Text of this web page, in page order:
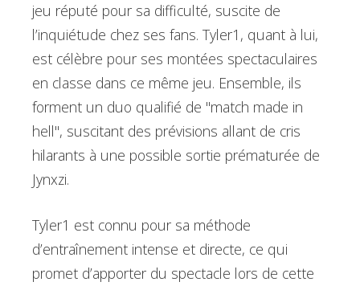
jeu réputé pour sa difficulté, suscite de
l’inquiétude chez ses fans. Tyler1, quant à lui,
est célèbre pour ses montées spectaculaires
en classe dans ce même jeu. Ensemble, ils
forment un duo qualifié de "match made in
hell", suscitant des prévisions allant de cris
hilarants à une possible sortie prématurée de
Jynxzi.
Tyler1 est connu pour sa méthode
d’entraînement intense et directe, ce qui
promet d’apporter du spectacle lors de cette